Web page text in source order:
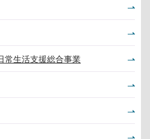
生活支援総合事業